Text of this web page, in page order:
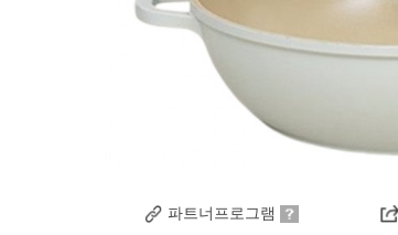
파트너프로그램